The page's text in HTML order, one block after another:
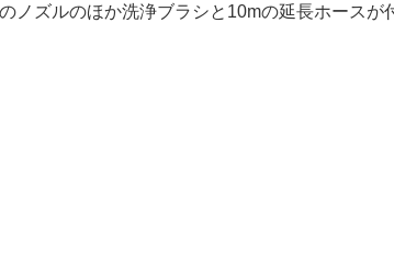
ノズルのほか洗浄ブラシと10mの延長ホースが